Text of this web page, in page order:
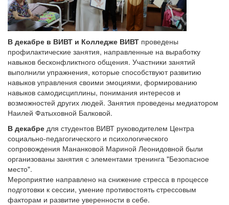
В декабре в ВИВТ и Колледже ВИВТ проведены
профилактические занятия, направленные на выработку
навыков бесконфликтного общения. Участники занятий
выполнили упражнения, которые способствуют развитию
навыков управления своими эмоциями, формированию
навыков самодисциплины, понимания интересов и
возможностей других людей. Занятия проведены медиатором
Наилей Фатыховной Балковой.
В декабре для студентов ВИВТ руководителем Центра
социально-педагогического и психологического
сопровождения Мананковой Мариной Леонидовной были
организованы занятия с элементами тренинга "Безопасное
место".
Мероприятие направлено на снижение стресса в процессе
подготовки к сессии, умение противостоять стрессовым
факторам и развитие уверенности в себе.